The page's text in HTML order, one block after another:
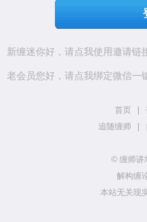
新缠迷你好，请点我使用邀请链
老会员您好，请点我绑定微信一
首页
追随缠师
© 缠师讲
解构缠
本站无关现